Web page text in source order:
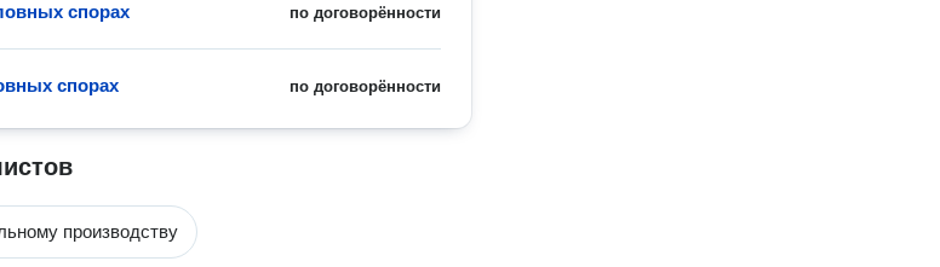
по договорённости
спорах
по договорённости
спорах
производству